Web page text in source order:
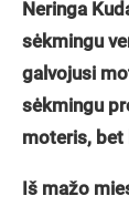
Neringa
sėkmingu
galvojusi
sėkmingu
moteris, bet
Iš mažo